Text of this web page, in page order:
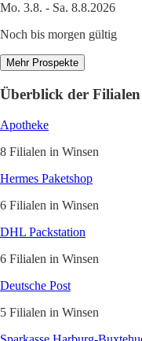
Mo. 3.8. - Sa. 8.8.2026
Noch bis morgen gültig
Mehr Prospekte
Überblick der
Apotheke
8 Filialen in Winsen
Hermes Paketshop
6 Filialen in Winsen
DHL Packstation
6 Filialen in Winsen
Deutsche Post
5 Filialen in Winsen